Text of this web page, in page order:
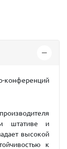
штативе и
высокой
к